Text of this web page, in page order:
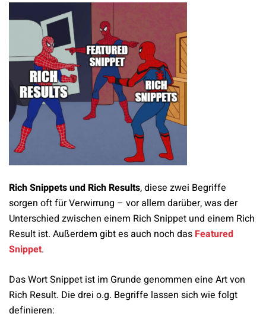
Rich Snippets und Rich Results, diese zwei Begriffe
sorgen oft für Verwirrung – vor allem darüber, was der
Unterschied zwischen einem Rich Snippet und einem Rich
Result ist. Außerdem gibt es auch noch das Featured
Snippet.
Das Wort Snippet ist im Grunde genommen eine Art von
Rich Result. Die drei o.g. Begriffe lassen sich wie folgt
definieren: